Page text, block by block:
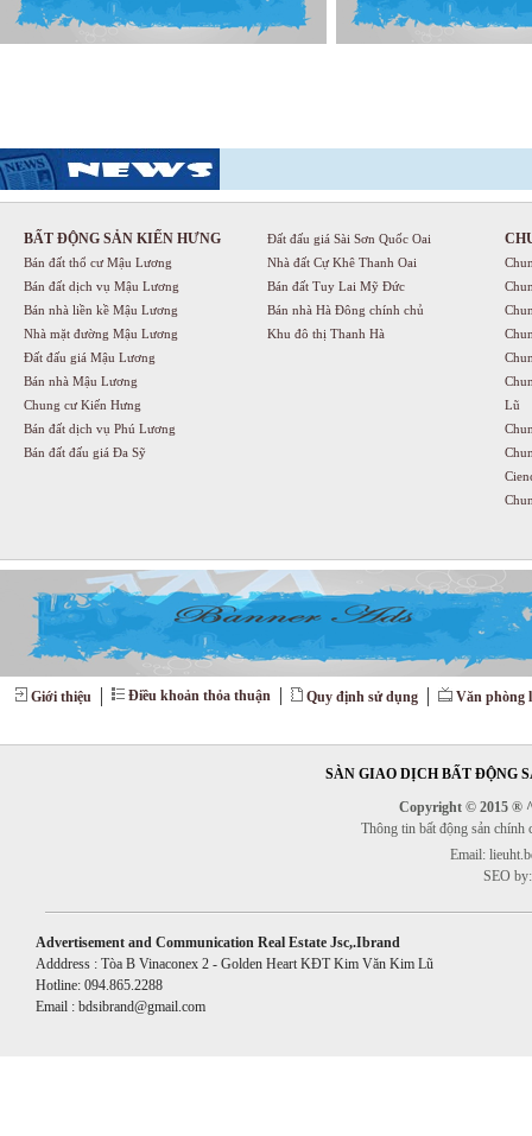
BẤT ĐỘNG SẢN KIẾN HƯNG
Bán đất thổ cư Mậu Lương
Bán đất dịch vụ Mậu Lương
Bán nhà liền kề Mậu Lương
Nhà mặt đường Mậu Lương
Đất đấu giá Mậu Lương
Bán nhà Mậu Lương
Chung cư Kiến Hưng
Bán đất dịch vụ Phú Lương
Bán đất đấu giá Đa Sỹ
Đất đấu giá Sài Sơn Quốc Oai
Nhà đất Cự Khê Thanh Oai
Bán đất Tuy Lai Mỹ Đức
Bán nhà Hà Đông chính chủ
Khu đô thị Thanh Hà
Lũ
Giới thiệu Điều khoản thỏa thuận Quy định sử dụng Văn phòng
SÀN GIAO DỊCH BẤT ĐỘNG
Copyright © 2015 ®
Thông tin bất động sản
Email:
SEO
Advertisement and Communication Real Estate Jsc,.Ibrand
Adddress : Tòa B Vinaconex 2 - Golden Heart KĐT Kim Văn Kim Lũ
Hotline: 094.865.2288
Email : bdsibrand@gmail.com